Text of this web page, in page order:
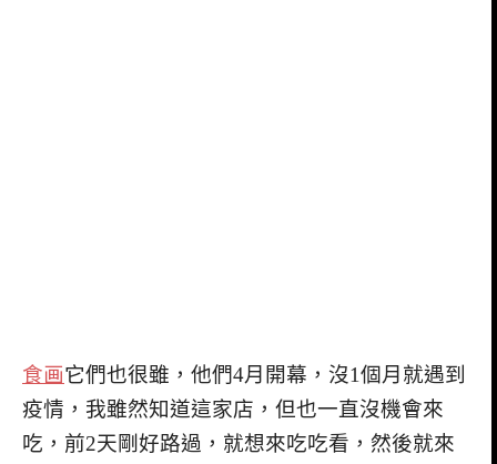
食画它們也很雖，他們4月開幕，沒1個月就遇到
疫情，我雖然知道這家店，但也一直沒機會來
吃，前2天剛好路過，就想來吃吃看，然後就來